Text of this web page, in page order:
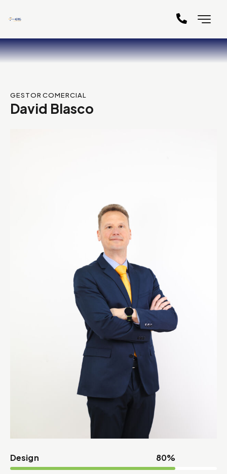
GESTOR COMERCIAL
David Blasco
Design 80%